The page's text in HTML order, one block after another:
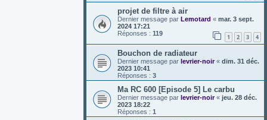
projet de filtre à air
Dernier message par Lemotard « mar. 3 sept.
2024 17:21
Réponses : 119 1 2 3 4
Bouchon de radiateur
Dernier message par levrier-noir« dim. 31 déc.
2023 10:41
Réponses : 3
Ma RC 600 [Episode 5] Le carbu
Dernier message par levrier-noir« jeu. 28 déc.
2023 18:22
Réponses : 1